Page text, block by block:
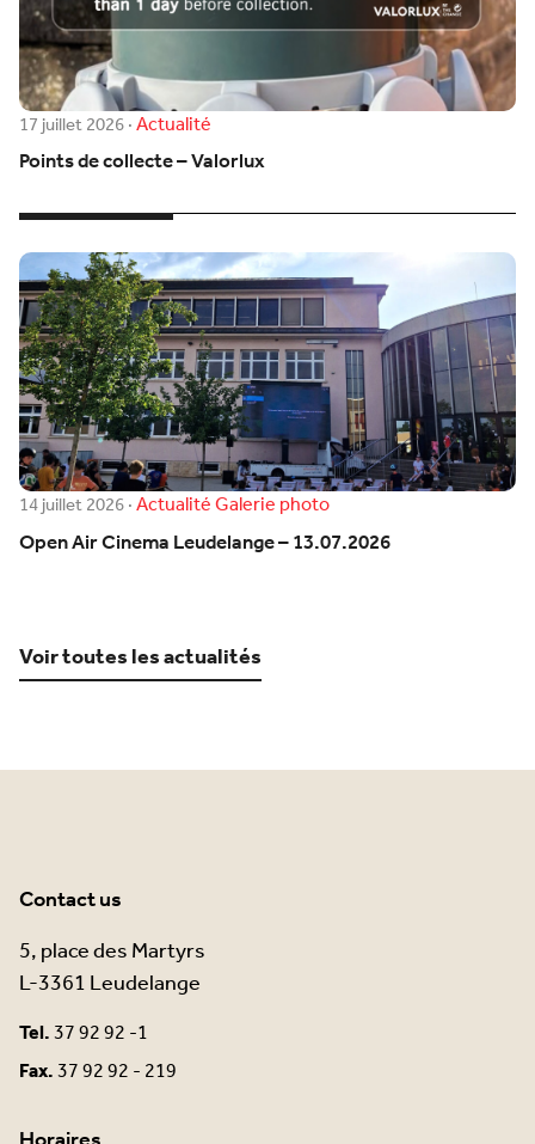
17 juillet 2026·Actualité
Points de collecte – Valorlux
14 juillet 2026·ActualitéGalerie photo
Open Air Cinema Leudelange – 13.07.2026
Voir toutes les actualités
Contact us
5, place des Martyrs
L-3361 Leudelange
Tel.37 92 92 -1
Fax.37 92 92 - 219